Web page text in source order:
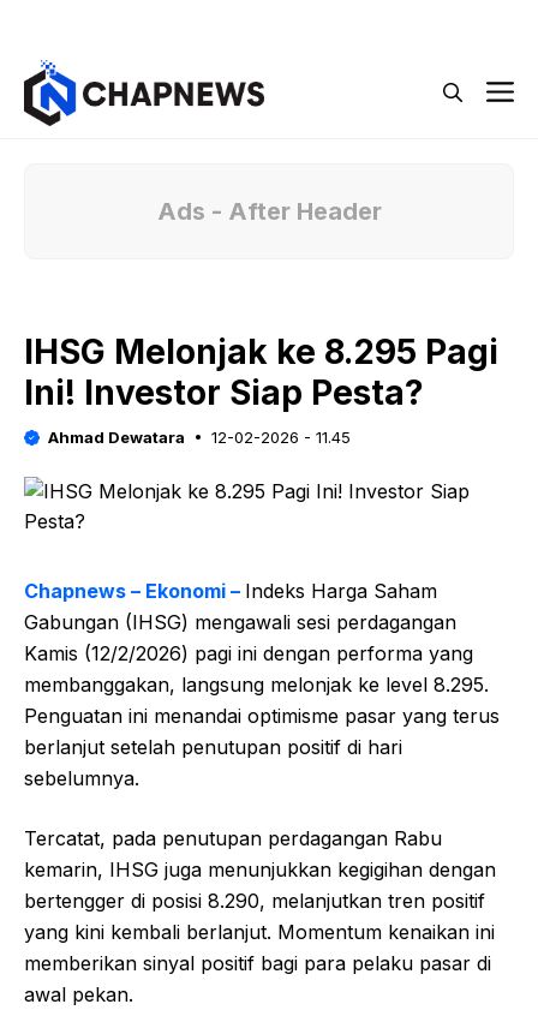
Ads - After Header
IHSG Melonjak ke 8.295 Pagi
Ini! Investor Siap Pesta?
Ahmad Dewatara 12-02-2026 - 11.45
Chapnews – Ekonomi – Indeks Harga Saham
Gabungan (IHSG) mengawali sesi perdagangan
Kamis (12/2/2026) pagi ini dengan performa yang
membanggakan, langsung melonjak ke level 8.295.
Penguatan ini menandai optimisme pasar yang terus
berlanjut setelah penutupan positif di hari
sebelumnya.
Tercatat, pada penutupan perdagangan Rabu
kemarin, IHSG juga menunjukkan kegigihan dengan
bertengger di posisi 8.290, melanjutkan tren positif
yang kini kembali berlanjut. Momentum kenaikan ini
memberikan sinyal positif bagi para pelaku pasar di
awal pekan.